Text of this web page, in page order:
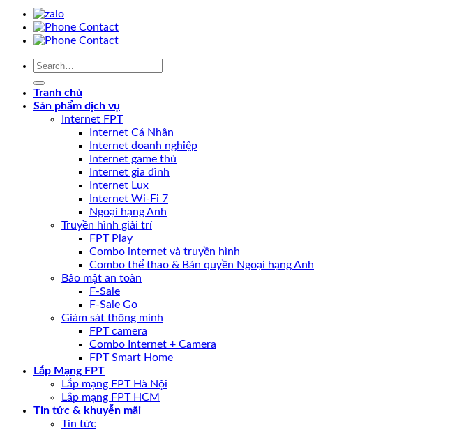
Tranh chủ
Sản phẩm dịch vụ
Internet FPT
Internet Cá Nhân
Internet doanh nghiệp
Internet game thủ
Internet gia đình
Internet Lux
Internet Wi-Fi 7
Ngoại hạng Anh
Truyền hình giải trí
FPT Play
Combo internet và truyền hình
Combo thể thao & Bản quyền Ngoại hạng Anh
Bảo mật an toàn
F-Sale
F-Sale Go
Giám sát thông minh
FPT camera
Combo Internet + Camera
FPT Smart Home
Lắp Mạng FPT
Lắp mạng FPT Hà Nội
Lắp mạng FPT HCM
Tin tức & khuyễn mãi
Tin tức